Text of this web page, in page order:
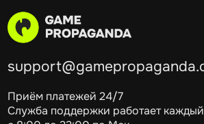
Приём платежей 24/7
Служба поддержки работает